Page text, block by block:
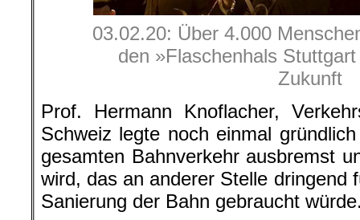
03.02.20: Über 4.000
den »Flaschenhals
Zukunft
Prof. Hermann Knoflacher,
Schweiz legte noch einmal
gesamten Bahnverkehr ausbremst
wird, das an anderer Stelle dringend
Sanierung der Bahn gebraucht